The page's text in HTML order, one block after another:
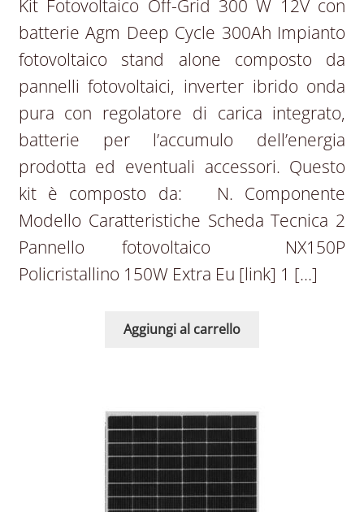
Kit Fotovoltaico Off-Grid 300 W 12V con
batterie Agm Deep Cycle 300Ah Impianto
fotovoltaico stand alone composto da
pannelli fotovoltaici, inverter ibrido onda
pura con regolatore di carica integrato,
batterie per l’accumulo dell’energia
prodotta ed eventuali accessori. Questo
kit è composto da: N. Componente
Modello Caratteristiche Scheda Tecnica 2
Pannello fotovoltaico NX150P
Policristallino 150W Extra Eu [link] 1 […]
Aggiungi al carrello